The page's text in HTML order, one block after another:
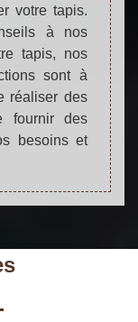
votre tapis.
à nos
tapis, nos
sont à
réaliser des
fournir des
besoins et